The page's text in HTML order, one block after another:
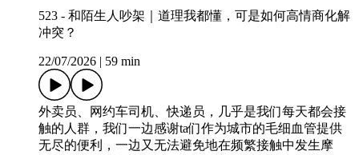
523 - 和陌生人吵架｜道理我都懂，可是如何高情商化解
冲突？
22/07/2026 59 min
外卖员、网约车司机、快递员，几乎是我们每天都会接
触的人群，我们一边感谢ta们作为城市的毛细血管提供
无尽的便利，一边又无法避免地在频繁接触中发生摩